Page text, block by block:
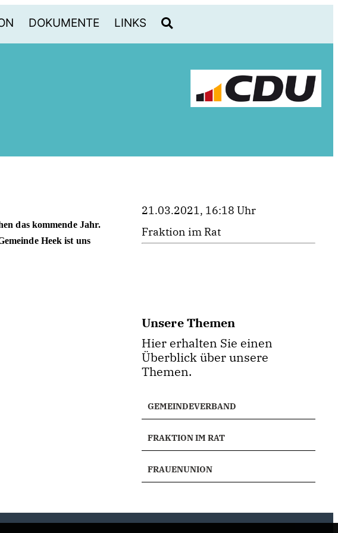
DOKUMENTE LINKS
das kommende Jahr.
Heek ist uns
21.03.2021, 16:18 Uhr
Fraktion im Rat
Unsere Themen
Hier erhalten Sie einen
Überblick über unsere
Themen.
GEMEINDEVERBAND
FRAKTION IM RAT
FRAUENUNION